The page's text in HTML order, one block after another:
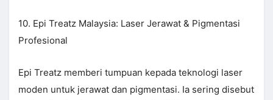
10. Epi Treatz Malaysia: Laser Jerawat & Pigmentasi
Profesional
Epi Treatz memberi tumpuan kepada teknologi laser
moden untuk jerawat dan pigmentasi. Ia sering disebut